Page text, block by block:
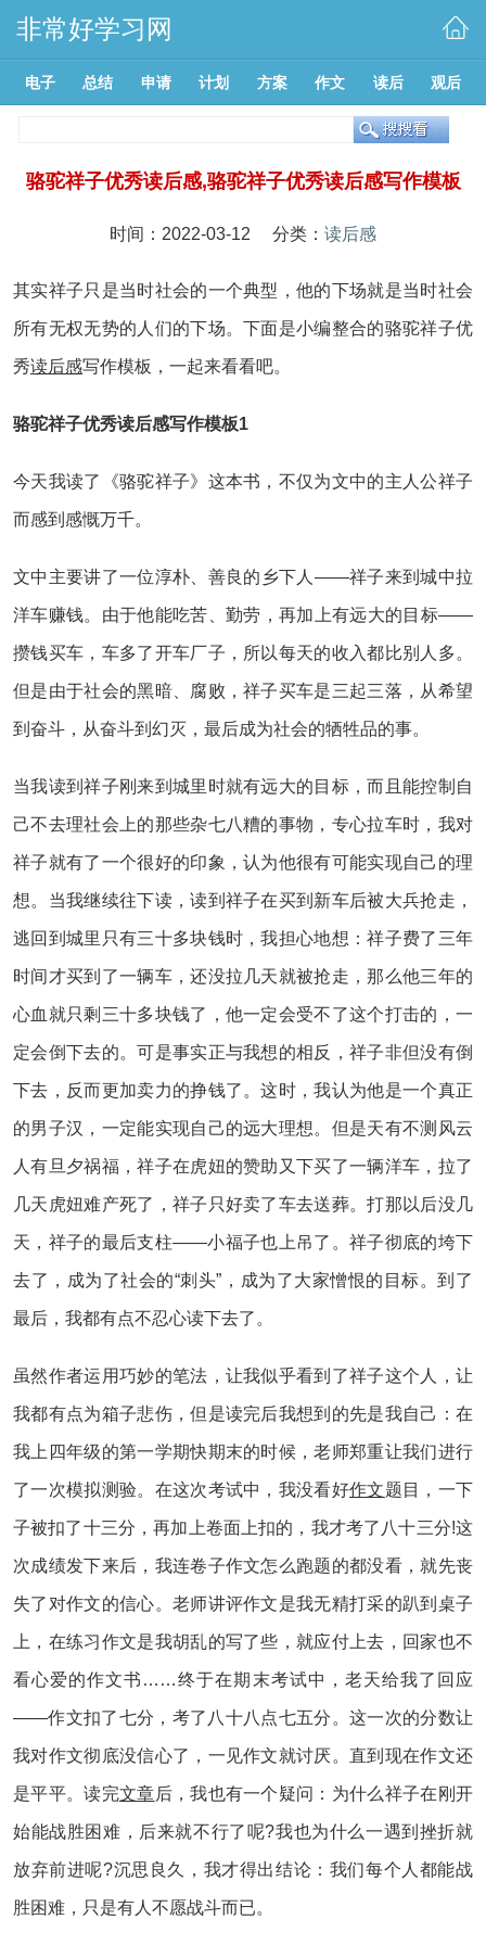
非常好学习网
电子 总结 申请 计划 方案 作文 读后 观后
骆驼祥子优秀读后感,骆驼祥子优秀读后感写作模板
时间：2022-03-12 分类： 读后感
其实祥子只是当时社会的一个典型，他的下场就是当时社会
所有无权无势的人们的下场。下面是小编整合的骆驼祥子优
秀读后感写作模板，一起来看看吧。
骆驼祥子优秀读后感写作模板1
今天我读了《骆驼祥子》这本书，不仅为文中的主人公祥子
而感到感慨万千。
文中主要讲了一位淳朴、善良的乡下人——祥子来到城中拉
洋车赚钱。由于他能吃苦、勤劳，再加上有远大的目标——
攒钱买车，车多了开车厂子，所以每天的收入都比别人多。
但是由于社会的黑暗、腐败，祥子买车是三起三落，从希望
到奋斗，从奋斗到幻灭，最后成为社会的牺牲品的事。
当我读到祥子刚来到城里时就有远大的目标，而且能控制自
己不去理社会上的那些杂七八糟的事物，专心拉车时，我对
祥子就有了一个很好的印象，认为他很有可能实现自己的理
想。当我继续往下读，读到祥子在买到新车后被大兵抢走，
逃回到城里只有三十多块钱时，我担心地想：祥子费了三年
时间才买到了一辆车，还没拉几天就被抢走，那么他三年的
心血就只剩三十多块钱了，他一定会受不了这个打击的，一
定会倒下去的。可是事实正与我想的相反，祥子非但没有倒
下去，反而更加卖力的挣钱了。这时，我认为他是一个真正
的男子汉，一定能实现自己的远大理想。但是天有不测风云
人有旦夕祸福，祥子在虎妞的赞助又下买了一辆洋车，拉了
几天虎妞难产死了，祥子只好卖了车去送葬。打那以后没几
天，祥子的最后支柱——小福子也上吊了。祥子彻底的垮下
去了，成为了社会的“刺头”，成为了大家憎恨的目标。到了
最后，我都有点不忍心读下去了。
虽然作者运用巧妙的笔法，让我似乎看到了祥子这个人，让
我都有点为箱子悲伤，但是读完后我想到的先是我自己：在
我上四年级的第一学期快期末的时候，老师郑重让我们进行
了一次模拟测验。在这次考试中，我没看好作文题目，一下
子被扣了十三分，再加上卷面上扣的，我才考了八十三分!这
次成绩发下来后，我连卷子作文怎么跑题的都没看，就先丧
失了对作文的信心。老师讲评作文是我无精打采的趴到桌子
上，在练习作文是我胡乱的写了些，就应付上去，回家也不
看心爱的作文书……终于在期末考试中，老天给我了回应
——作文扣了七分，考了八十八点七五分。这一次的分数让
我对作文彻底没信心了，一见作文就讨厌。直到现在作文还
是平平。读完文章后，我也有一个疑问：为什么祥子在刚开
始能战胜困难，后来就不行了呢?我也为什么一遇到挫折就
放弃前进呢?沉思良久，我才得出结论：我们每个人都能战
胜困难，只是有人不愿战斗而已。